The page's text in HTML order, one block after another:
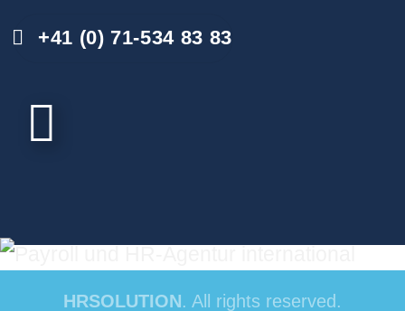
+41 (0) 71-534 83 83
HRSOLUTION. All rights reserved.